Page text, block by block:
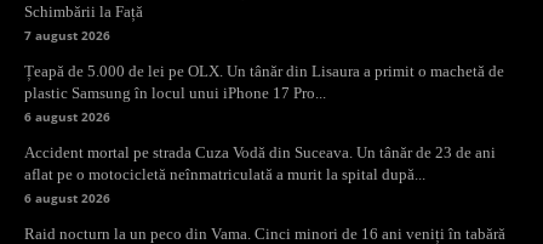
Schimbării la Față
7 august 2026
Țeapă de 5.000 de lei pe OLX. Un tânăr din Lisaura a primit o machetă de
plastic Samsung în locul unui iPhone 17 Pro...
6 august 2026
Accident mortal pe strada Cuza Vodă din Suceava. Un tânăr de 23 de ani
aflat pe o motocicletă neînmatriculată a murit la spital după...
6 august 2026
Raid nocturn la un peco din Vama. Cinci minori de 16 ani veniți în tabără